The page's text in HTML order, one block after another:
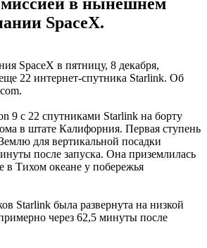
SpaceX.
SpaceX в пятницу, 8 декабря,
22 интернет-спутника Starlink. Об
9 с 22 спутниками Starlink на борту
в штате Калифорния. Первая ступень
для вертикальной посадки
после запуска. Она приземлилась
в Тихом океане у побережья
Starlink была развернута на низкой
через 62,5 минуты после